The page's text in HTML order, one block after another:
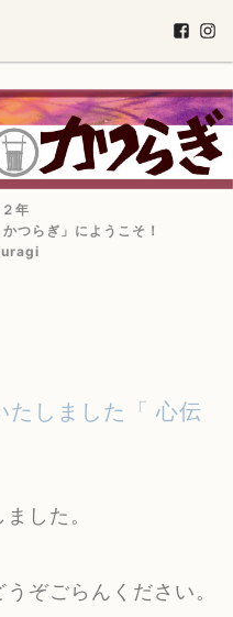
年
つらぎ」にようこそ！
たしました「 心伝
した。
ぞごらんください。